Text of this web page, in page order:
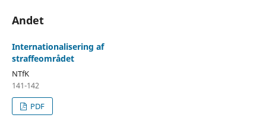
Andet
Internationalisering af
straffeområdet
NTfK
141-142
PDF